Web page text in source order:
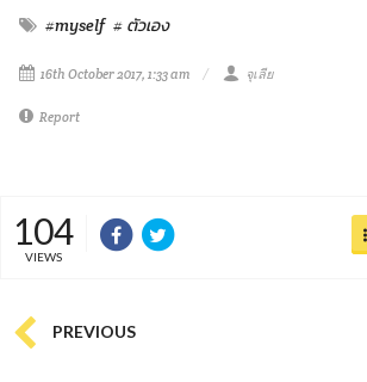
#myself # ตัวเอง
16th October 2017, 1:33 am จุเลีย
Report
104
VIEWS
PREVIOUS